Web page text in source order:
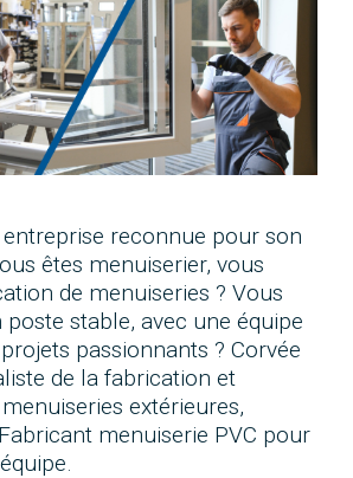
entreprise reconnue pour son
êtes menuiserier, vous
de menuiseries ? Vous
stable, avec une équipe
passionnants ? Corvée
de la fabrication et
extérieures,
menuiserie PVC pour